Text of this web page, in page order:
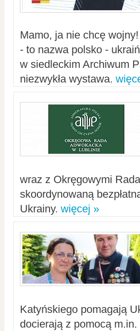
Mamo, ja nie chcę
- to nazwa polsko -
w siedleckim Archiwum
niezwykła wystawa.
wraz z Okręgowymi
skoordynowaną
Ukrainy. więcej »
Katyńskiego pomagają
docierają z pomocą